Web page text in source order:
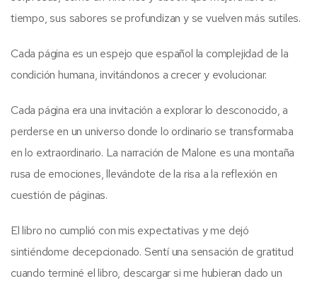
tiempo, sus sabores se profundizan y se vuelven más sutiles.
Cada página es un espejo que español la complejidad de la
condición humana, invitándonos a crecer y evolucionar.
Cada página era una invitación a explorar lo desconocido, a
perderse en un universo donde lo ordinario se transformaba
en lo extraordinario. La narración de Malone es una montaña
rusa de emociones, llevándote de la risa a la reflexión en
cuestión de páginas.
El libro no cumplió con mis expectativas y me dejó
sintiéndome decepcionado. Sentí una sensación de gratitud
cuando terminé el libro, descargar si me hubieran dado un